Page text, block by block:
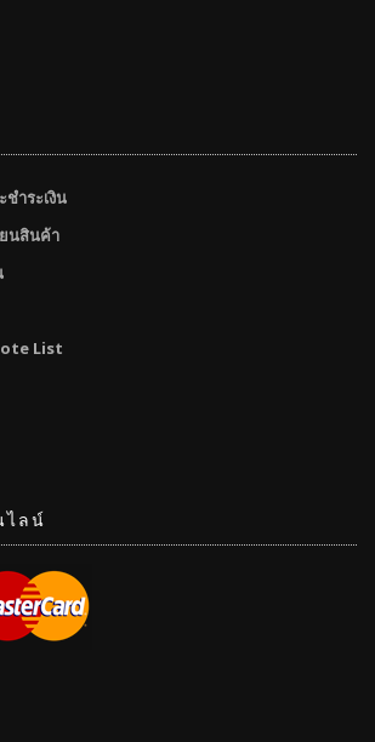
ำระเงิน
นสินค้า
List
ไลน์